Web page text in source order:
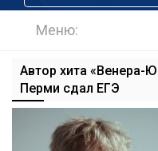
Меню:
Автор хита «Венера-
Перми сдал ЕГЭ